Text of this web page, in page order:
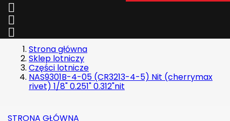



Strona główna
Sklep lotniczy
Części lotnicze
NAS9301B-4-05 (CR3213-4-5) Nit (cherrymax
rivet) 1/8" 0.251" 0.312"nit
STRONA GŁÓWNA